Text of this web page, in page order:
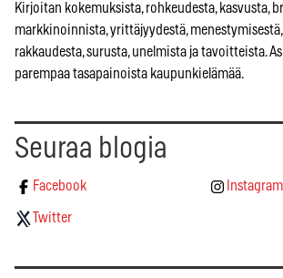
Kirjoitan kokemuksista, rohkeudesta, kasvusta,
markkinoinnista, yrittäjyydestä,
rakkaudesta, surusta, unelmista ja tavoitteista.
parempaa tasapainoista kaupunkielämää.
Seuraa blogia
Facebook Instagram
Twitter